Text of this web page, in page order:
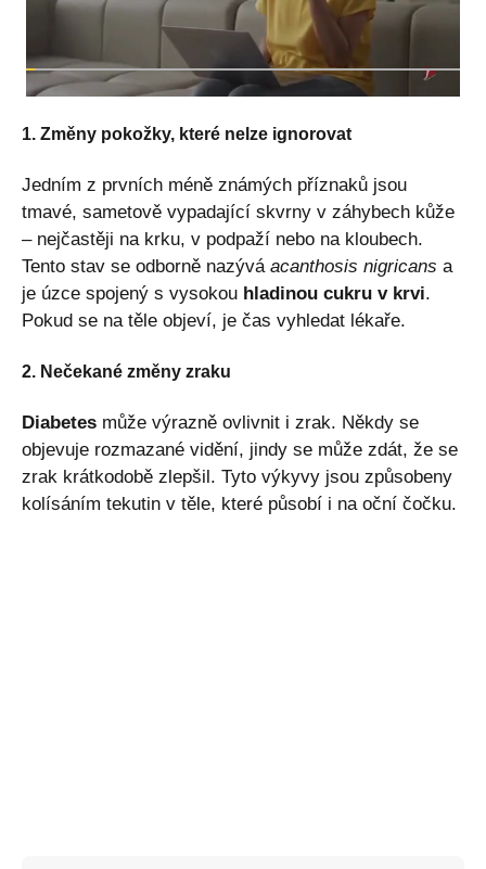
1. Změny pokožky, které nelze ignorovat
Jedním z prvních méně známých příznaků jsou
tmavé, sametově vypadající skvrny v záhybech kůže
– nejčastěji na krku, v podpaží nebo na kloubech.
Tento stav se odborně nazývá acanthosis nigricans a
je úzce spojený s vysokou hladinou cukru v krvi.
Pokud se na těle objeví, je čas vyhledat lékaře.
2. Nečekané změny zraku
Diabetes může výrazně ovlivnit i zrak. Někdy se
objevuje rozmazané vidění, jindy se může zdát, že se
zrak krátkodobě zlepšil. Tyto výkyvy jsou způsobeny
kolísáním tekutin v těle, které působí i na oční čočku.